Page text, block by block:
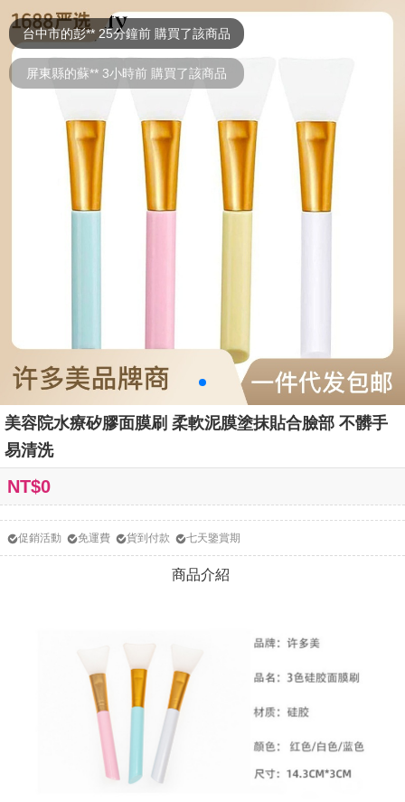
美容院水療矽膠面膜刷 柔軟泥膜塗抹貼合臉部 不髒手
易清洗
NT$0
促銷活動 免運費 貨到付款 七天鑒賞期
商品介紹
台中市的彭** 25分鐘前 購買了該商品
屏東縣的蘇** 3小時前 購買了該商品